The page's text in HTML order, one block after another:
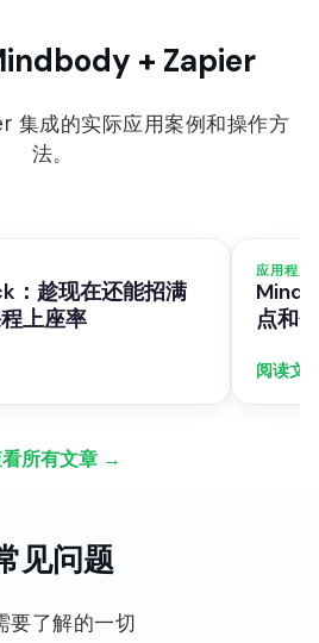
+ Zapier
集成的实际应用案例和操作方
法。
：趁现在还能招满
上座率
应用程序
点和
阅读文
所有文章 →
见问题
要了解的一切